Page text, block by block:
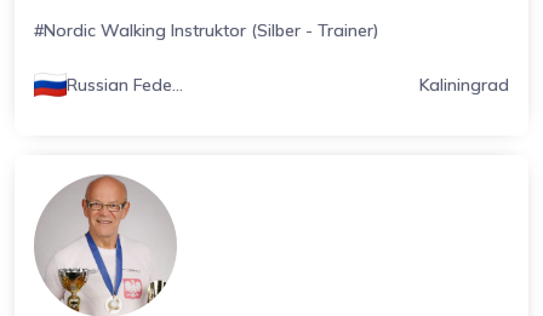
#Nordic Walking Instruktor (Silber - Trainer)
Russian Fede... Kaliningrad